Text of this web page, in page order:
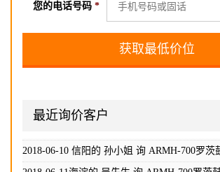
您的电话号码 *
最近询价客户
2018-06-08 长沙的 胡小姐 询 ARMH-700罗茨